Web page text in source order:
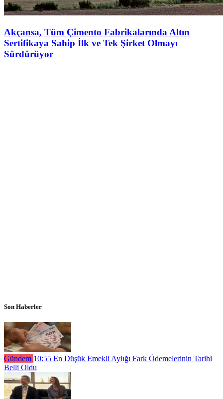
Akçansa, Tüm Çimento Fabrikalarında Altın
Sertifikaya Sahip İlk ve Tek Şirket Olmayı
Sürdürüyor
Son Haberler
Gündem 10:55 En Düşük Emekli Aylığı Fark Ödemelerinin Tarihi
Belli Oldu